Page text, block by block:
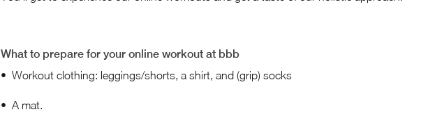
What to prepare for your online workout at bbb
Workout clothing: leggings/shorts, a shirt, and (grip) socks
A mat.